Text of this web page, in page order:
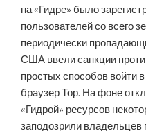
на «Гидре» было
пользователей со всего
периодически
США ввели санкции
простых способов войти
браузер Тор. На фоне
«Гидрой» ресурсов
заподозрили